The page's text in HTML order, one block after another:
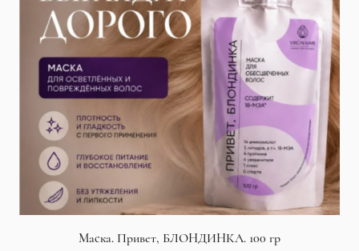
Маска. Привет, БЛОНДИНКА. 100 гр